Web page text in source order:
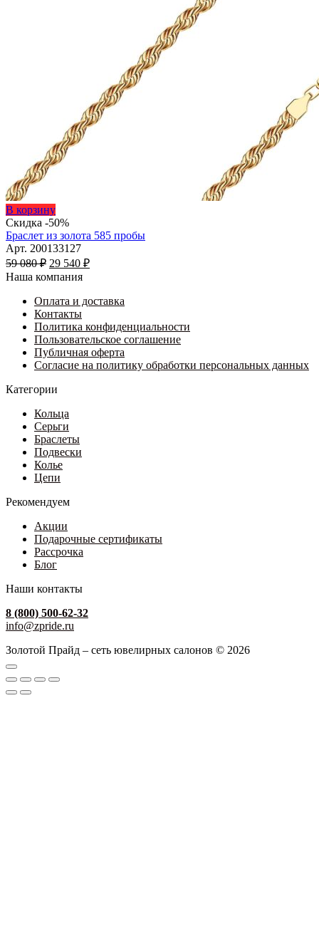
В корзинуЭтот
товар
имеет
несколько
вариаций.
Опции
выбрать
на
странице
товара.
Скидка -50%
Браслет из золота 585 пробы
Арт. 200133127
59 080₽ Первоначальная
цена
59
080 ₽.
29 540 ₽Текущая
540 ₽.
Наша компания
Оплата и доставка
Контакты
Политика конфиденциальности
Пользовательское соглашение
Публичная оферта
Согласие на политику обработки персональных данных
Категории
Кольца
Серьги
Браслеты
Подвески
Колье
Цепи
Рекомендуем
Акции
Подарочные сертификаты
Рассрочка
Блог
Наши контакты
8 (800) 500-62-32
info@zpride.ru
Золотой Прайд – сеть ювелирных салонов © 2026